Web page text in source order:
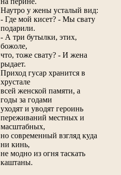
Наутро у жены усталый вид:
- Где мой кисет? - Мы свату
подарили.
- А три бутылки, этих,
божоле,
что, тоже свату? - И жена
рыдает.
Приход гусар хранится в
хрустале
всей женской памяти, а
годы за годами
уходят и уводят героинь
переживаний местных и
масштабных,
но современный взгляд куда
ни кинь,
не модно из огня таскать
каштаны.